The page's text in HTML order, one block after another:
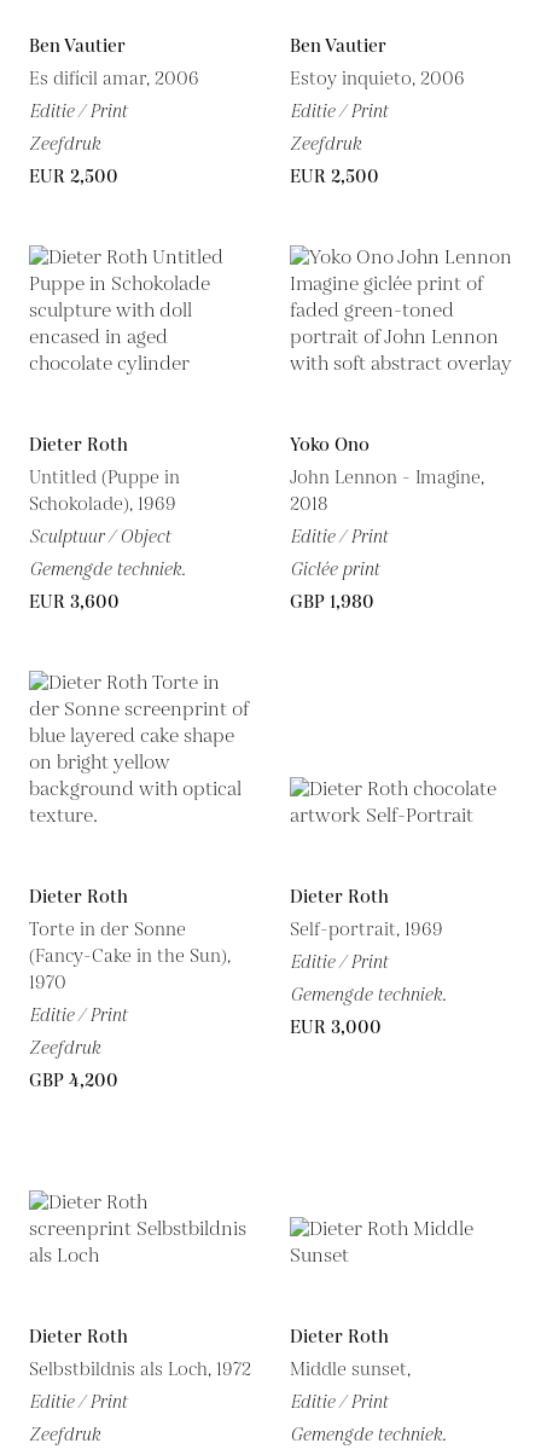
Ben Vautier
Es difícil amar, 2006
Editie / Print
Zeefdruk
EUR 2,500
Ben Vautier
Estoy inquieto, 2006
Editie / Print
Zeefdruk
EUR 2,500
Dieter Roth
Untitled (Puppe in
Schokolade), 1969
Sculptuur / Object
Gemengde techniek.
EUR 3,600
Yoko Ono
John Lennon - Imagine,
2018
Editie / Print
Giclée print
GBP 1,980
Dieter Roth
Torte in der Sonne
(Fancy-Cake in the Sun),
1970
Editie / Print
Zeefdruk
GBP 4,200
Dieter Roth
Self-portrait, 1969
Editie / Print
Gemengde techniek.
EUR 3,000
Dieter Roth
Selbstbildnis als Loch, 1972
Editie / Print
Zeefdruk
Dieter Roth
Middle sunset,
Editie / Print
Gemengde techniek.